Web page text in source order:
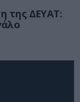
της ΔΕΥΑΤ: